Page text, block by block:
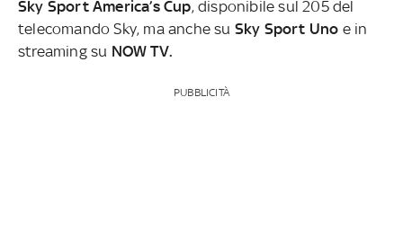
Sky Sport America’s Cup, disponibile sul 205 del
telecomando Sky, ma anche su Sky Sport Uno e in
streaming su NOW TV.
PUBBLICITÀ